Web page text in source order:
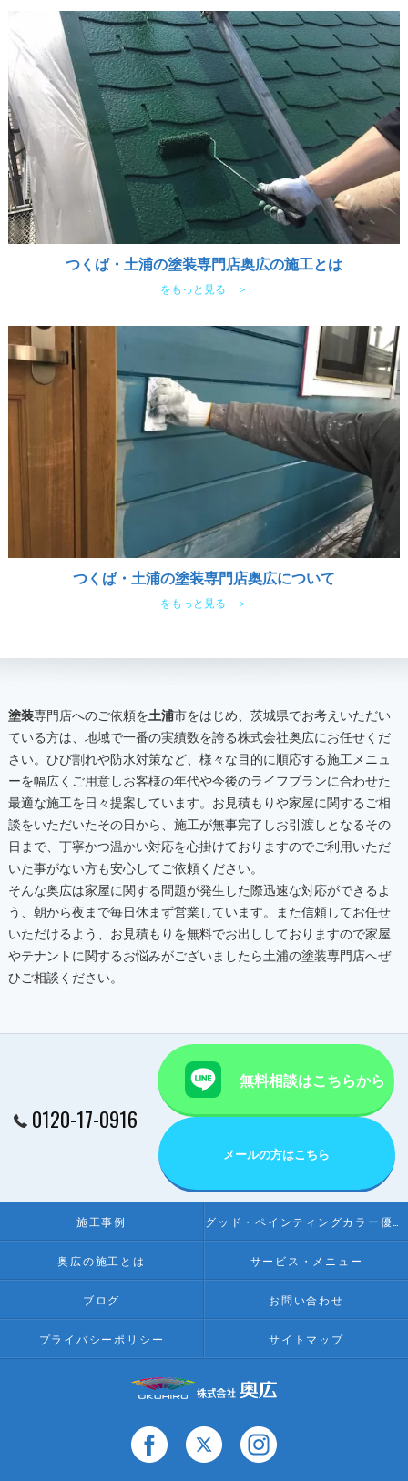
つくば・土浦の塗装専門店奥広の施工とは
をもっと見る ＞
つくば・土浦の塗装専門店奥広について
をもっと見る ＞
塗装専門店へのご依頼を土浦市をはじめ、茨城県でお考えいただい
ている方は、地域で一番の実績数を誇る株式会社奥広にお任せくだ
さい。ひび割れや防水対策など、様々な目的に順応する施工メニュ
ーを幅広くご用意しお客様の年代や今後のライフプランに合わせた
最適な施工を日々提案しています。お見積もりや家屋に関するご相
談をいただいたその日から、施工が無事完了しお引渡しとなるその
日まで、丁寧かつ温かい対応を心掛けておりますのでご利用いただ
いた事がない方も安心してご依頼ください。
そんな奥広は家屋に関する問題が発生した際迅速な対応ができるよ
う、朝から夜まで毎日休まず営業しています。また信頼してお任せ
いただけるよう、お見積もりを無料でお出ししておりますので家屋
やテナントに関するお悩みがございましたら土浦の塗装専門店へぜ
ひご相談ください。
0120-17-0916
無料相談はこちらから
メールの方はこちら
施工事例
奥広の施工とは サービス・メニュー
ブログ お問い合わせ
プライバシーポリシー サイトマップ